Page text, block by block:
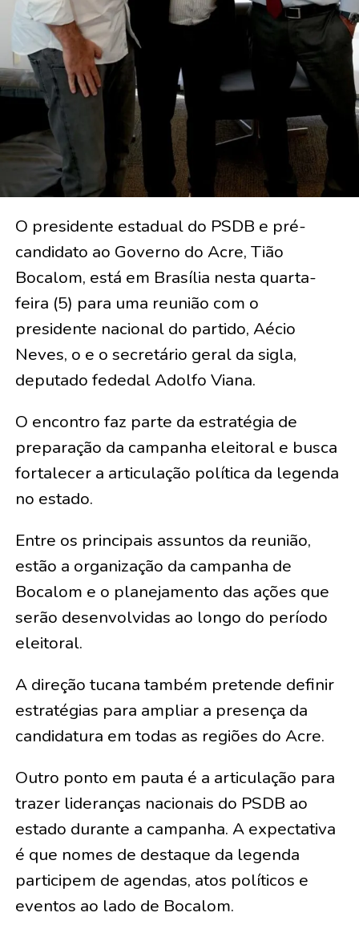
O presidente estadual do PSDB e pré-
candidato ao Governo do Acre, Tião
Bocalom, está em Brasília nesta quarta-
feira (5) para uma reunião com o
presidente nacional do partido, Aécio
Neves, o e o secretário geral da sigla,
deputado fededal Adolfo Viana.
O encontro faz parte da estratégia de
preparação da campanha eleitoral e busca
fortalecer a articulação política da legenda
no estado.
Entre os principais assuntos da reunião,
estão a organização da campanha de
Bocalom e o planejamento das ações que
serão desenvolvidas ao longo do período
eleitoral.
A direção tucana também pretende definir
estratégias para ampliar a presença da
candidatura em todas as regiões do Acre.
Outro ponto em pauta é a articulação para
trazer lideranças nacionais do PSDB ao
estado durante a campanha. A expectativa
é que nomes de destaque da legenda
participem de agendas, atos políticos e
eventos ao lado de Bocalom.